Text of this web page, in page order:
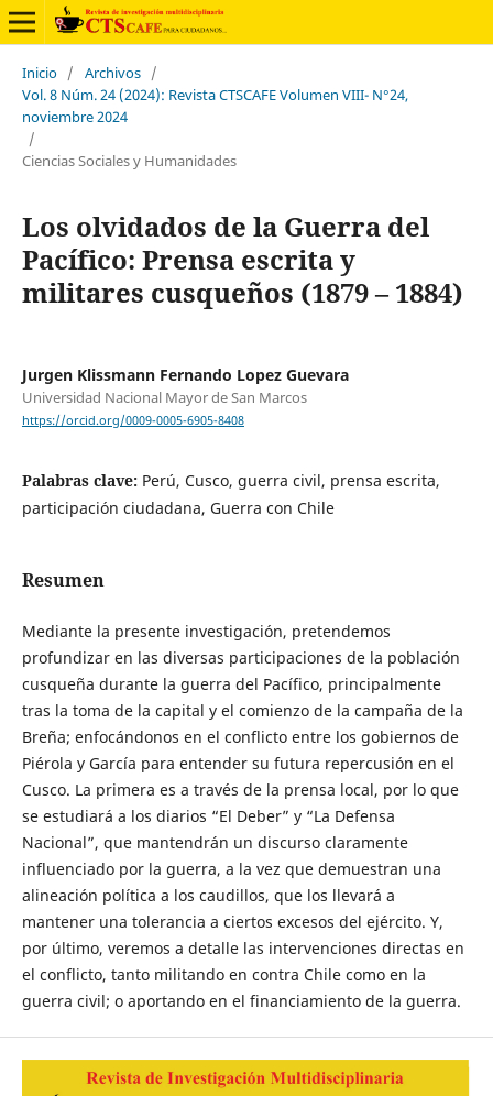
Inicio / Archivos /
Vol. 8 Núm. 24 (2024): Revista CTSCAFE Volumen VIII- N°24,
noviembre 2024
/
Ciencias Sociales y Humanidades
Los olvidados de la Guerra del
Pacífico: Prensa escrita y
militares cusqueños (1879 – 1884)
Jurgen Klissmann Fernando Lopez Guevara
Universidad Nacional Mayor de San Marcos
https://orcid.org/0009-0005-6905-8408
Palabras clave: Perú, Cusco, guerra civil, prensa escrita,
participación ciudadana, Guerra con Chile
Resumen
Mediante la presente investigación, pretendemos
profundizar en las diversas participaciones de la población
cusqueña durante la guerra del Pacífico, principalmente
tras la toma de la capital y el comienzo de la campaña de la
Breña; enfocándonos en el conflicto entre los gobiernos de
Piérola y García para entender su futura repercusión en el
Cusco. La primera es a través de la prensa local, por lo que
se estudiará a los diarios “El Deber” y “La Defensa
Nacional”, que mantendrán un discurso claramente
influenciado por la guerra, a la vez que demuestran una
alineación política a los caudillos, que los llevará a
mantener una tolerancia a ciertos excesos del ejército. Y,
por último, veremos a detalle las intervenciones directas en
el conflicto, tanto militando en contra Chile como en la
guerra civil; o aportando en el financiamiento de la guerra.